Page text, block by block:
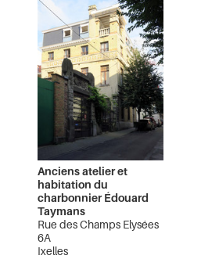
Anciens atelier et
habitation du
charbonnier Édouard
Taymans
Rue des Champs Elysées
6A
Ixelles